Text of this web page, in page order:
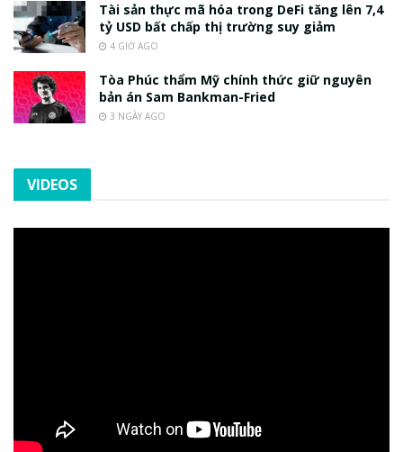
Tài sản thực mã hóa trong DeFi tăng lên 7,4
tỷ USD bất chấp thị trường suy giảm
4 GIỜ AGO
Tòa Phúc thẩm Mỹ chính thức giữ nguyên
bản án Sam Bankman-Fried
3 NGÀY AGO
VIDEOS